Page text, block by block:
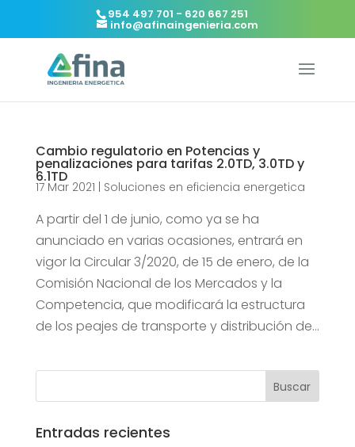
954 497 701 - 620 667 251
info@afinaingenieria.com
Cambio regulatorio en Potencias y
penalizaciones para tarifas 2.0TD, 3.0TD y
6.1TD
17 Mar 2021 Soluciones en eficiencia energetica
A partir del 1 de junio, como ya se ha
anunciado en varias ocasiones, entrará en
vigor la Circular 3/2020, de 15 de enero, de la
Comisión Nacional de los Mercados y la
Competencia, que modificará la estructura
de los peajes de transporte y distribución de...
Entradas recientes